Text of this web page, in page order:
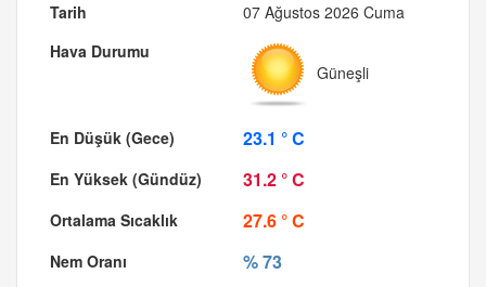
07 Ağustos 2026 Cuma
Güneşli
23.1 ° C
31.2 ° C
27.6 ° C
% 73